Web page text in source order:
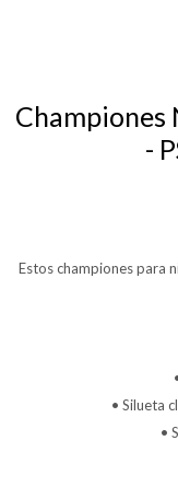
Championes
-
Estos championes para
• Silueta
•